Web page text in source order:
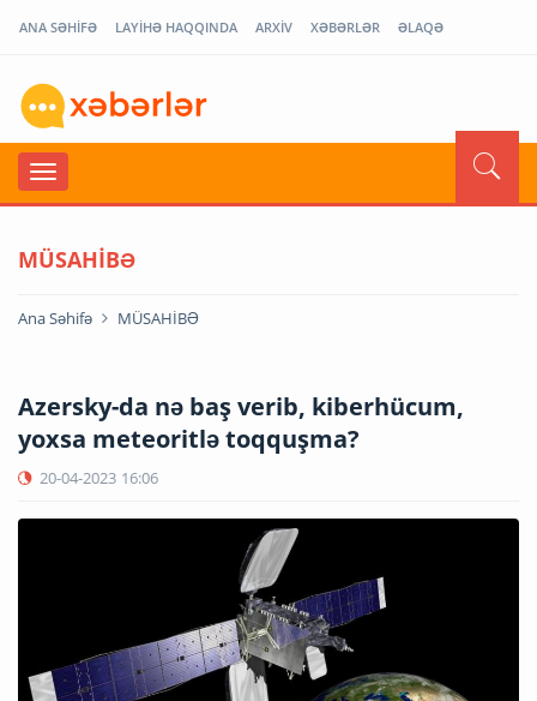
ANA SƏHİFƏ LAYİHƏ HAQQINDA ARXİV XƏBƏRLƏR ƏLAQƏ
MÜSAHİBƏ
Ana Səhifə MÜSAHİBƏ
Azersky-da nə baş verib, kiberhücum,
yoxsa meteoritlə toqquşma?
20-04-2023 16:06